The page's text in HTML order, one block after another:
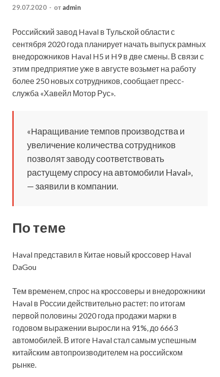
29.07.2020 - от admin
Российский завод Haval в Тульской области с
сентября 2020 года планирует начать выпуск рамных
внедорожников Haval H5 и H9 в две смены. В связи с
этим предприятие уже в августе возьмет на работу
более 250 новых сотрудников, сообщает пресс-
служба «Хавейл Мотор Рус».
«Наращиваниетемпов производства и
увеличение количества сотрудников
позволят заводу соответствовать
растущему спросу на автомобили Haval»,
— заявили в компании.
По теме
Haval представил в Китае новый кроссовер Haval
DaGou
Тем временем, спрос на кроссоверы и внедорожники
Haval в России действительно растет: по итогам
первой половины 2020 года продажи марки в
годовом выражении выросли на 91%, до 6663
автомобилей. В итоге Haval стал самым успешным
китайским автопроизводителем на российском
рынке.